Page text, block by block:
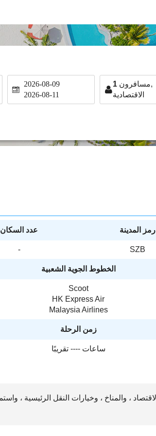
2026-08-09
2026-08-11
1
مسافرون,
الاقتصادية
عدد السكان رمز المدينة
- SZB
الخطوط الجوية الشعبية
Scoot
HK Express Air
Malaysia Airlines
زمن الرحلة
ساعات ---- تقريبًا